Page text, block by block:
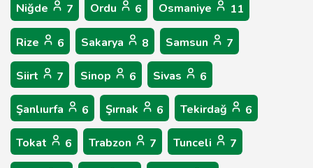
Niğde 7 Ordu 6 Osmaniye 11
Rize 6 Sakarya 8 Samsun 7
Siirt 7 Sinop 6 Sivas 6
Şanlıurfa 6 Şırnak 6 Tekirdağ 6
Tokat 6 Trabzon 7 Tunceli 7